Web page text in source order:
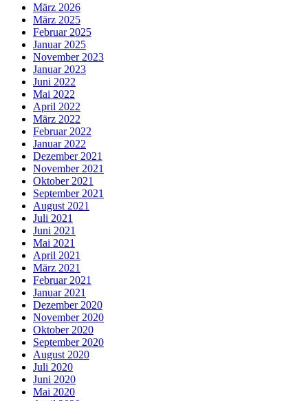
März 2026
März 2025
Februar 2025
Januar 2025
November 2023
Januar 2023
Juni 2022
Mai 2022
April 2022
März 2022
Februar 2022
Januar 2022
Dezember 2021
November 2021
Oktober 2021
September 2021
August 2021
Juli 2021
Juni 2021
Mai 2021
April 2021
März 2021
Februar 2021
Januar 2021
Dezember 2020
November 2020
Oktober 2020
September 2020
August 2020
Juli 2020
Juni 2020
Mai 2020